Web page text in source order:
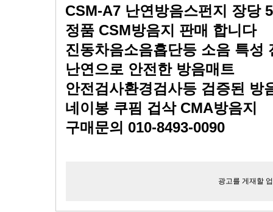
CSM-A7 난연방음스펀지 장당
정품 CSM방음지 판매 합니다
진동차음소음흡단등 소음 특성
난연으로 안전한 방음매트
안전검사환경검사등 검증된 방
네이봉 쿠핌 겁삭 CMA방음지
구매문의 010-8493-0090
광고를 게재할